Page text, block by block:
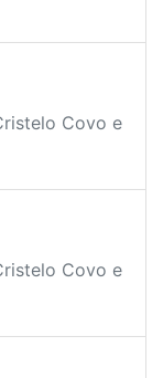
Covo e
Covo e